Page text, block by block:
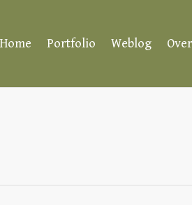
Home Portfolio Weblog